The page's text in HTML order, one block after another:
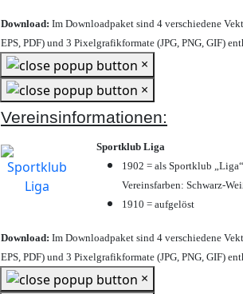
Download: Im Downloadpaket sind 4 verschiedene
EPS, PDF) und 3 Pixelgrafikformate (JPG, PNG, GIF)
×
×
Vereinsinformationen:
Sportklub Liga
1902 = als Sportklub
Vereinsfarben: Schwarz-
1910 = aufgelöst
Download: Im Downloadpaket sind 4 verschiedene
EPS, PDF) und 3 Pixelgrafikformate (JPG, PNG, GIF)
×